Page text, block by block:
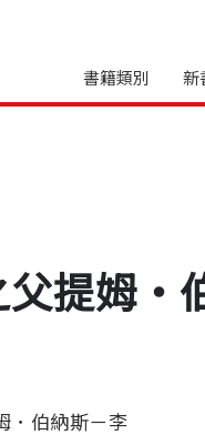
書籍類別 新
父提姆・
．伯納斯－李